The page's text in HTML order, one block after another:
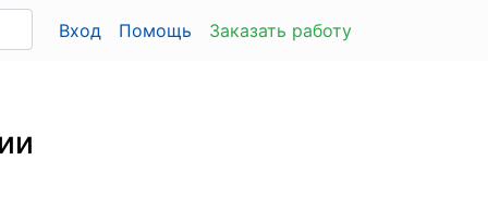
Вход Помощь Заказать работу